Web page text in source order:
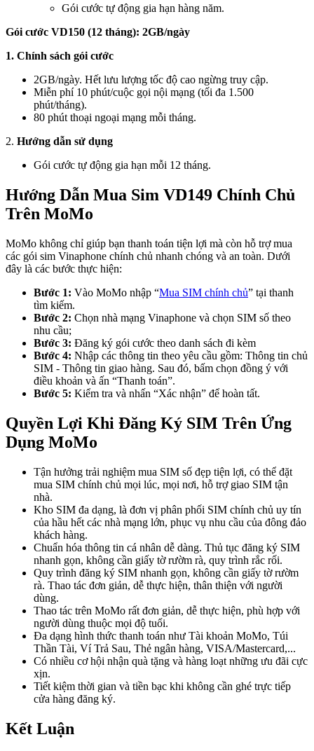
Gói cước tự động gia hạn hàng năm.
Gói cước VD150 (12 tháng): 2GB/ngày
1. Chính sách gói cước
2GB/ngày. Hết lưu lượng tốc độ cao ngừng truy cập.
Miễn phí 10 phút/cuộc gọi nội mạng (tối đa 1.500
phút/tháng).
80 phút thoại ngoại mạng mỗi tháng.
2. Hướng dẫn sử dụng
Gói cước tự động gia hạn mỗi 12 tháng.
Hướng Dẫn Mua Sim VD149 Chính Chủ
Trên MoMo
MoMo không chỉ giúp bạn thanh toán tiện lợi mà còn hỗ trợ mua
các gói sim Vinaphone chính chủ nhanh chóng và an toàn. Dưới
đây là các bước thực hiện:
Bước 1: Vào MoMo nhập “Mua SIM chính chủ” tại thanh
tìm kiếm.
Bước 2: Chọn nhà mạng Vinaphone và chọn SIM số theo
nhu cầu;
Bước 3: Đăng ký gói cước theo danh sách đi kèm
Bước 4: Nhập các thông tin theo yêu cầu gồm: Thông tin chủ
SIM - Thông tin giao hàng. Sau đó, bấm chọn đồng ý với
điều khoản và ấn “Thanh toán”.
Bước 5: Kiểm tra và nhấn “Xác nhận” để hoàn tất.
Quyền Lợi Khi Đăng Ký SIM Trên Ứng
Dụng MoMo
Tận hưởng trải nghiệm mua SIM số đẹp tiện lợi, có thể đặt
mua SIM chính chủ mọi lúc, mọi nơi, hỗ trợ giao SIM tận
nhà.
Kho SIM đa dạng, là đơn vị phân phối SIM chính chủ uy tín
của hầu hết các nhà mạng lớn, phục vụ nhu cầu của đông đảo
khách hàng.
Chuẩn hóa thông tin cá nhân dễ dàng. Thủ tục đăng ký SIM
nhanh gọn, không cần giấy tờ rườm rà, quy trình rắc rối.
Quy trình đăng ký SIM nhanh gọn, không cần giấy tờ rườm
rà. Thao tác đơn giản, dễ thực hiện, thân thiện với người
dùng.
Thao tác trên MoMo rất đơn giản, dễ thực hiện, phù hợp với
người dùng thuộc mọi độ tuổi.
Đa dạng hình thức thanh toán như Tài khoản MoMo, Túi
Thần Tài, Ví Trả Sau, Thẻ ngân hàng, VISA/Mastercard,...
Có nhiều cơ hội nhận quà tặng và hàng loạt những ưu đãi cực
xịn.
Tiết kiệm thời gian và tiền bạc khi không cần ghé trực tiếp
cửa hàng đăng ký.
Kết Luận